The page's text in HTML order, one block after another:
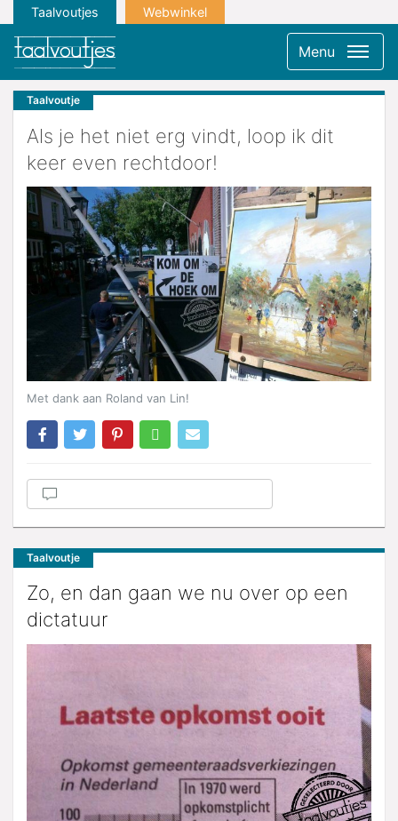
Taalvoutjes Webwinkel
Menu
Taalvoutje
Als je het niet erg vindt, loop ik dit
keer even rechtdoor!
Met dank aan Roland van Lin!
Taalvoutje
Zo, en dan gaan we nu over op een
dictatuur